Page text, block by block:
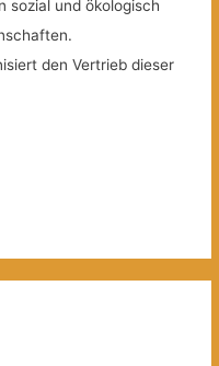
sozial und ökologisch
den Vertrieb dieser